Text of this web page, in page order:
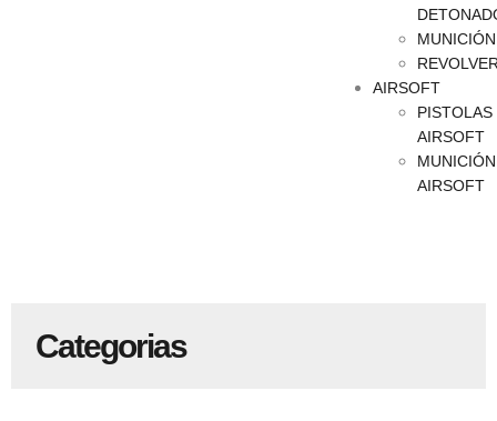
MUNICIÓN
AIRSOFT
PISTOLAS
AIRSOFT
MUNICIÓN
AIRSOFT
Categorias